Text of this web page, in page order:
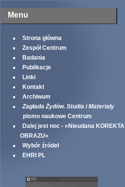
Menu
Strona główna
Zespół Centrum
Badania
Publikacje
Linki
Kontakt
Archiwum
Zagłada Żydów. Studia i Materiały
pismo naukowe Centrum
Dalej jest noc - »Nieudana KOREKTA
OBRAZU«
Wybór źródeł
EHRI PL